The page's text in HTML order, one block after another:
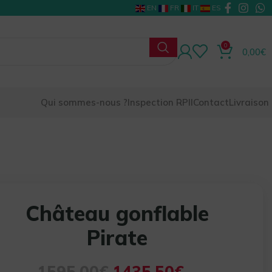
EN FR IT ES
0
0,00€
Qui sommes-nous ?Inspection RPIIContactLivraison
Château gonflable
Pirate